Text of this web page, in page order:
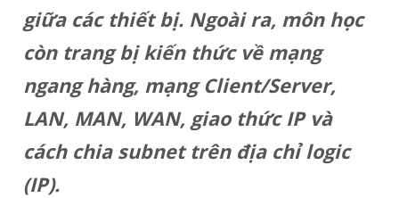
giữa các thiết bị. Ngoài ra, môn học
còn trang bị kiến thức về mạng
ngang hàng, mạng Client/Server,
LAN, MAN, WAN, giao thức IP và
cách chia subnet trên địa chỉ logic
(IP).